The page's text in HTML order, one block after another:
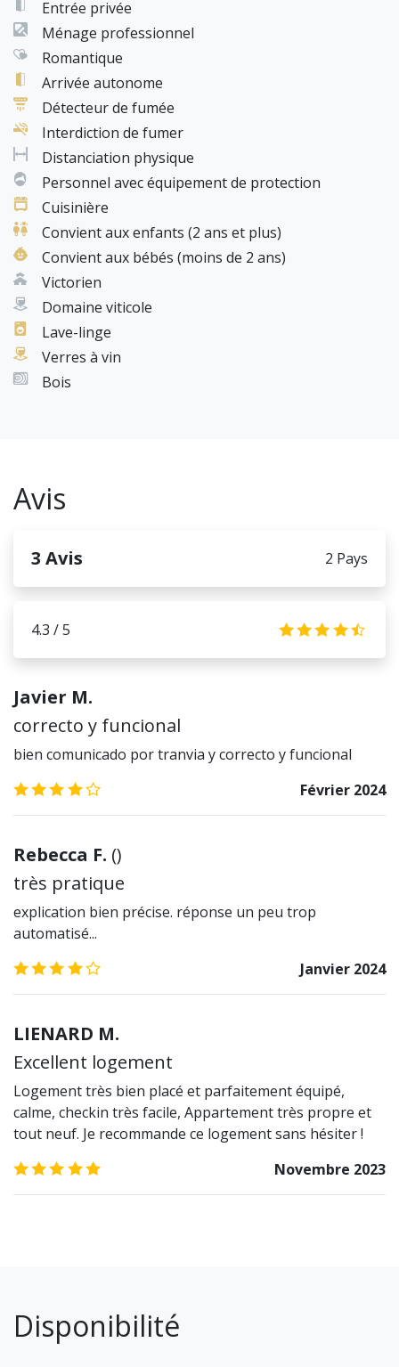
Entrée privée
Ménage professionnel
Romantique
Arrivée autonome
Détecteur de fumée
Interdiction de fumer
Distanciation physique
Personnel avec équipement de protection
Cuisinière
Convient aux enfants (2 ans et plus)
Convient aux bébés (moins de 2 ans)
Victorien
Domaine viticole
Lave-linge
Verres à vin
Bois
Avis
3 Avis 2 Pays
4.3 / 5
Javier M.
correcto y funcional
bien comunicado por tranvia y correcto y funcional
Février 2024
Rebecca F. ()
très pratique
explication bien précise. réponse un peu trop
automatisé...
Janvier 2024
LIENARD M.
Excellent logement
Logement très bien placé et parfaitement équipé,
calme, checkin très facile, Appartement très propre et
tout neuf. Je recommande ce logement sans hésiter !
Novembre 2023
Disponibilité